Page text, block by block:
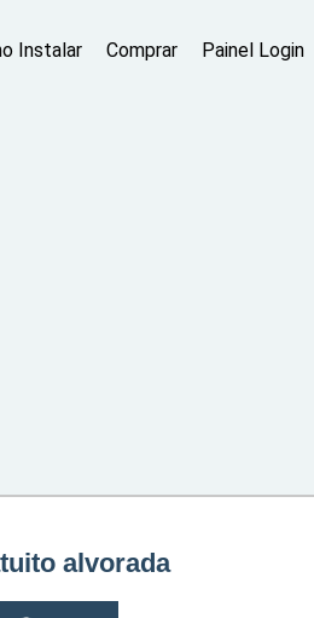
Instalar Comprar Painel Login
alvorada